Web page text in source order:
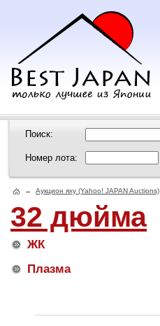
Поиск:
Номер лота:
→ Аукцион яху (Yahoo! JAPAN Auctions)
32 дюйма
ЖК
Плазма